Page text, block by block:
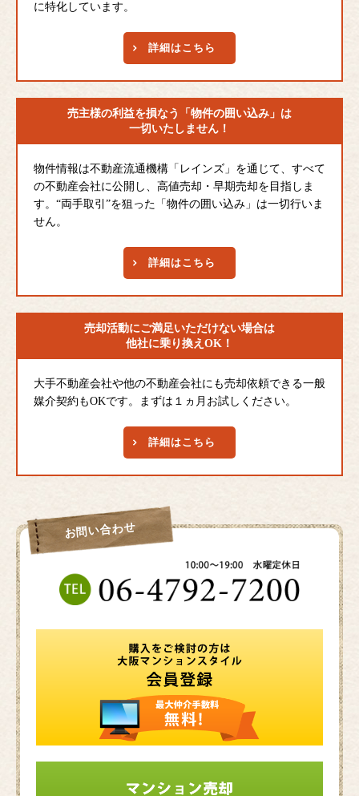
に特化しています。
詳細はこちら
売主様の利益を損なう
「物件の囲い込み」は
一切いたしません！
物件情報は不動産流通機構「レインズ」を通じて、すべて
の不動産会社に公開し、高値売却・早期売却を目指しま
す。“両手取引”を狙った「物件の囲い込み」は一切行いま
せん。
詳細はこちら
売却活動にご満足いただけない場合は
他社に乗り換えOK！
大手不動産会社や他の不動産会社にも売却依頼できる一般
媒介契約もOKです。まずは１ヵ月お試しください。
詳細はこちら
お問い合わせ